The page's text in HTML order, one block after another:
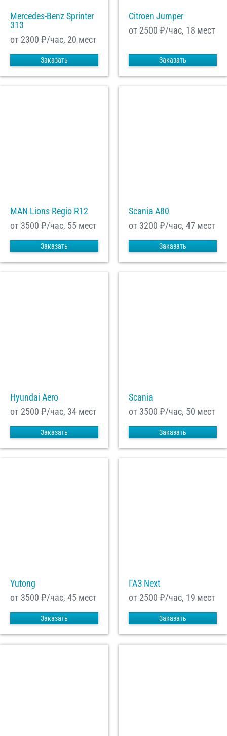
Mercedes-Benz Sprinter
313
от 2300 ₽/час, 20 мест
Заказать
Citroen Jumper
от 2500 ₽/час, 18 мест
Заказать
MAN Lions Regio R12
от 3500 ₽/час, 55 мест
Заказать
Scania A80
от 3200 ₽/час, 47 мест
Заказать
Hyundai Aero
от 2500 ₽/час, 34 мест
Заказать
Scania
от 3500 ₽/час, 50 мест
Заказать
Yutong
от 3500 ₽/час, 45 мест
Заказать
ГАЗ Next
от 2500 ₽/час, 19 мест
Заказать